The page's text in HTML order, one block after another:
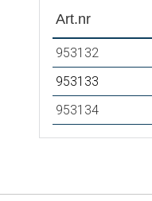
Art.nr
953132
953133
953134